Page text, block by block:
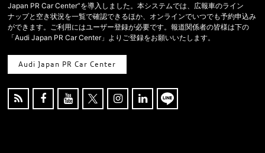
Japan PR Car Center”を導入しました。本システムでは、広報車のライン
ナップと空き状況を一覧で確認できるほか、オンラインでいつでも予約申込み
ができます。ご利用にはユーザー登録が必要です。報道関係者の皆様は下の
「Audi Japan PR Car Center」よりご登録をお願いいたします。
Audi Japan PR Car Center
    